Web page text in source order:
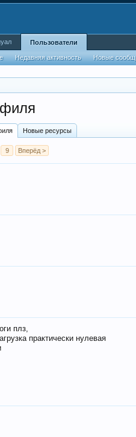
Новые ресурсы
9 Вперёд >
плз,
практически нулевая
Пользователи
Недавняя активность Новые